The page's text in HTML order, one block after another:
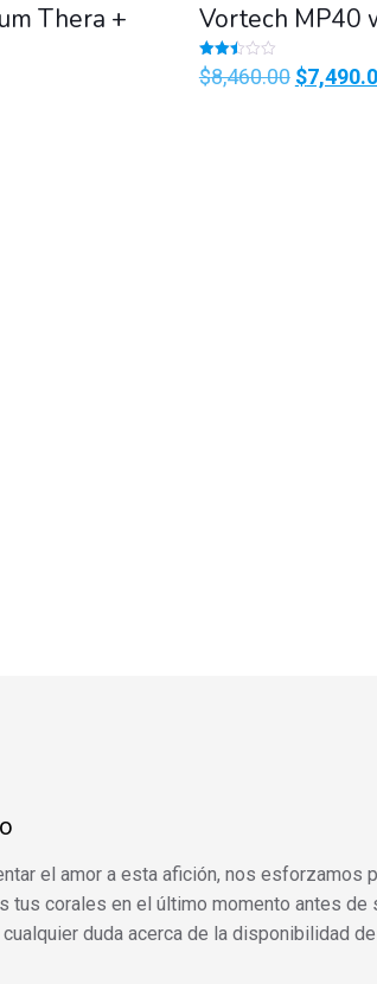
Thera +
Vortech MP40
Valorado
en
$8,460.00 Original
$
el amor a esta afición, nos esforzamos
tus corales en el último momento antes de
duda acerca de la disponibilidad